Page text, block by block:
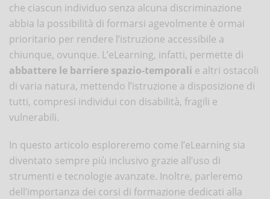
che ciascun individuo senza alcuna discriminazione
abbia la possibilità di formarsi agevolmente è ormai
prioritario per rendere l’istruzione accessibile a
chiunque, ovunque. L’eLearning, infatti, permette di
abbattere le barriere spazio-temporali e altri ostacoli
di varia natura, mettendo l’istruzione a disposizione di
tutti, compresi individui con disabilità, fragili e
vulnerabili.
In questo articolo esploreremo come l’eLearning sia
diventato sempre più inclusivo grazie all’uso di
strumenti e tecnologie avanzate. Inoltre, parleremo
dell’importanza dei corsi di formazione dedicati alla